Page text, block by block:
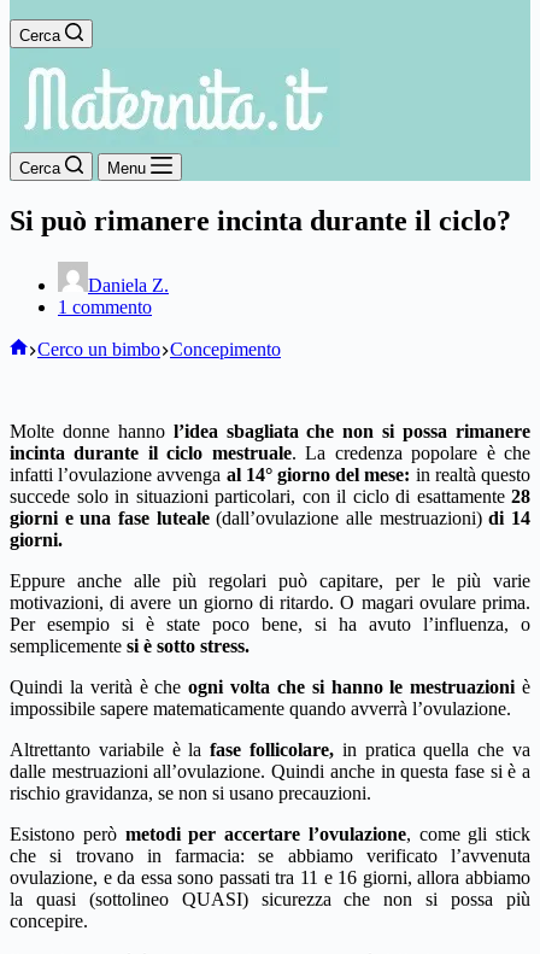
Cerca
Cerca Menu
Si può rimanere incinta durante il ciclo?
Daniela Z.
1 commento
Home
Cerco un bimbo Concepimento
Molte donne hanno l’idea sbagliata che non si possa rimanere
incinta durante il ciclo mestruale. La credenza popolare è che
infatti l’ovulazione avvenga al 14° giorno del mese: in realtà questo
succede solo in situazioni particolari, con il ciclo di esattamente 28
giorni e una fase luteale(dall’ovulazione alle mestruazioni)di 14
giorni.
Eppure anche alle più regolari può capitare, per le più varie
motivazioni, di avere un giorno di ritardo. O magari ovulare prima.
Per esempio si è state poco bene, si ha avuto l’influenza, o
semplicemente si è sotto stress.
Quindi la verità è che ogni volta che si hanno le mestruazioni è
impossibile sapere matematicamente quando avverrà l’ovulazione.
Altrettanto variabile è lafase follicolare, in pratica quella che va
dalle mestruazioni all’ovulazione. Quindi anche in questa fase si è a
rischio gravidanza, se non si usano precauzioni.
Esistono però metodi per accertare l’ovulazione, come gli stick
che si trovano in farmacia: se abbiamo verificato l’avvenuta
ovulazione, e da essa sono passati tra 11 e 16 giorni, allora abbiamo
la quasi (sottolineo QUASI) sicurezza che non si possa più
concepire.